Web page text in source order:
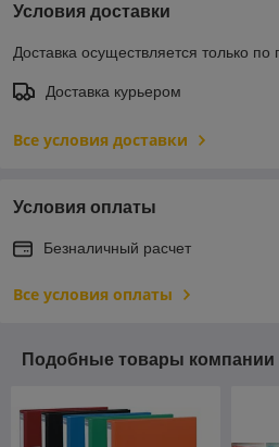
Условия доставки
Доставка осуществляется только по
Доставка курьером
Все условия доставки
Условия оплаты
Безналичный расчет
Все условия оплаты
Подобные товары компании